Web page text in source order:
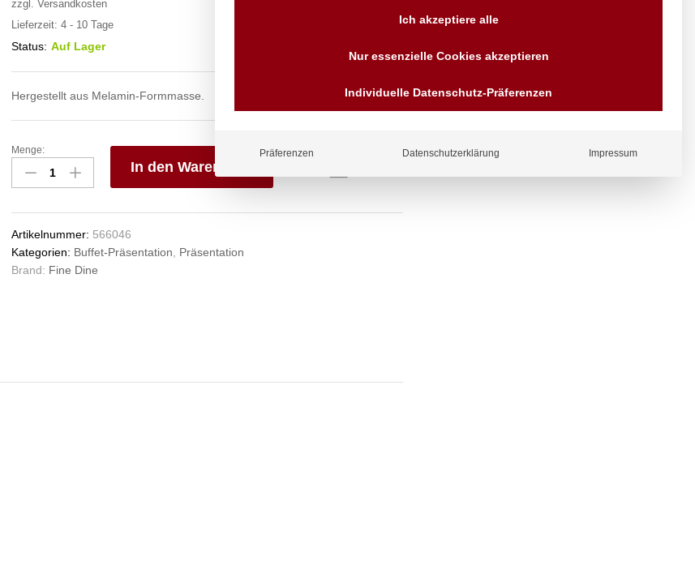
zzgl. Versandkosten
Lieferzeit: 4 - 10 Tage
Status: Auf Lager
Hergestellt aus Melamin-Formmasse.
GN
Tablett,
Fine
1/4,
265x162x(H)20mm
Anzahl
Menge:
In den Warenkorb
Artikelnummer: 566046
Kategorien: Buffet-Präsentation, Präsentation
Brand: Fine Dine
Anfragen
Wir sind seit über 40 Jahren
für Sie da
Vorrauskasse Paypal,
Kreditkarte, Direkt
Ich akzeptiere alle
Nur essenzielle Cookies akzeptieren
Individuelle Datenschutz-Präferenzen
Präferenzen Datenschutzerklärung Impressum